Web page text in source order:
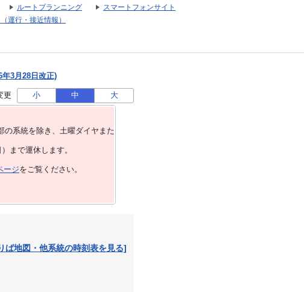
ルートプランニング
スマートフォンサイト
運行・接近情報）
年3月28日改正)
更 小 中 大
系統を除き、⼟曜ダイヤまた
まで運休します。
ージをご覧ください。
ば地図・他系統の時刻表を見る]